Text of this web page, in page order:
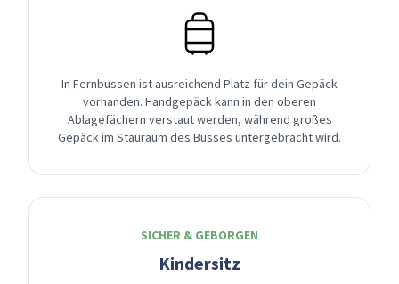
In Fernbussen ist ausreichend Platz für dein Gepäck
vorhanden. Handgepäck kann in den oberen
Ablagefächern verstaut werden, während großes
Gepäck im Stauraum des Busses untergebracht wird.
SICHER & GEBORGEN
Kindersitz